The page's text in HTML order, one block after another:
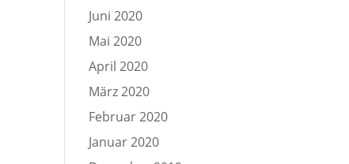
Juni 2020
Mai 2020
April 2020
März 2020
Februar 2020
Januar 2020